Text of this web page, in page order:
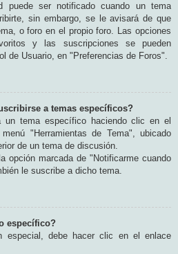
puede ser notificado cuando un tema
sin embargo, se le avisará de que
o foro en el propio foro. Las opciones
y las suscripciones se pueden
de Usuario, en "Preferencias de Foros".
a temas específicos?
un tema específico haciendo clic en el
"Herramientas de Tema", ubicado
de un tema de discusión.
opción marcada de "Notificarme cuando
le suscribe a dicho tema.
específico?
especial, debe hacer clic en el enlace